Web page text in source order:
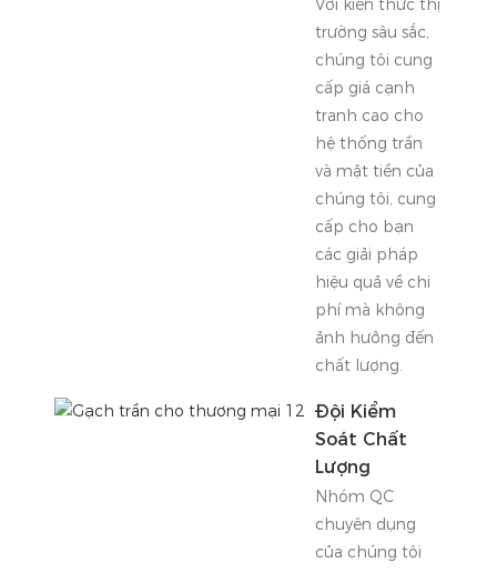
Với kiến ​​thức thị
trường sâu sắc,
chúng tôi cung
cấp giá cạnh
tranh cao cho
hệ thống trần
và mặt tiền của
chúng tôi, cung
cấp cho bạn
các giải pháp
hiệu quả về chi
phí mà không
ảnh hưởng đến
chất lượng.
Đội Kiểm
Soát Chất
Lượng
Nhóm QC
chuyên dụng
của chúng tôi